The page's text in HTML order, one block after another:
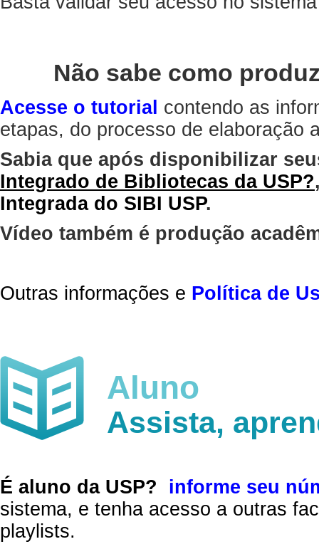
Não sabe como
Acesse o tutorial contendo as
etapas, do processo de elaboração
Sabia que após disponibilizar
Integrado de Bibliotecas da USP?
Integrada do SIBI USP.
Vídeo também é produção
Outras informações e Política de
Aluno
Assista,
É aluno da USP?
informe seu
sistema, e tenha acesso a outras
playlists.